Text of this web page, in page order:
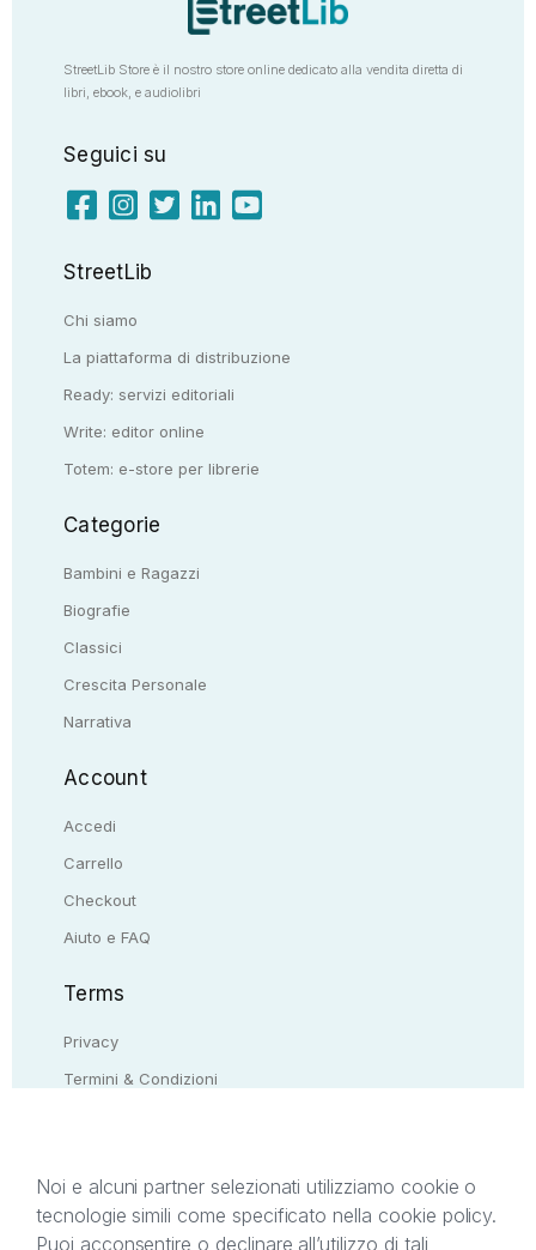
StreetLib Store è il nostro store online dedicato alla vendita diretta di
libri, ebook, e audiolibri
Seguici su
StreetLib
Chi siamo
La piattaforma di distribuzione
Ready: servizi editoriali
Write: editor online
Totem: e-store per librerie
Categorie
Bambini e Ragazzi
Biografie
Classici
Crescita Personale
Narrativa
Account
Accedi
Carrello
Checkout
Aiuto e FAQ
Terms
Privacy
Termini & Condizioni
Il presente sito web è di proprietà di StreetLib S.r.l.
Noi e alcuni partner selezionati utilizziamo cookie o
tecnologie simili come specificato nella cookie policy.
Puoi acconsentire o declinare all’utilizzo di tali